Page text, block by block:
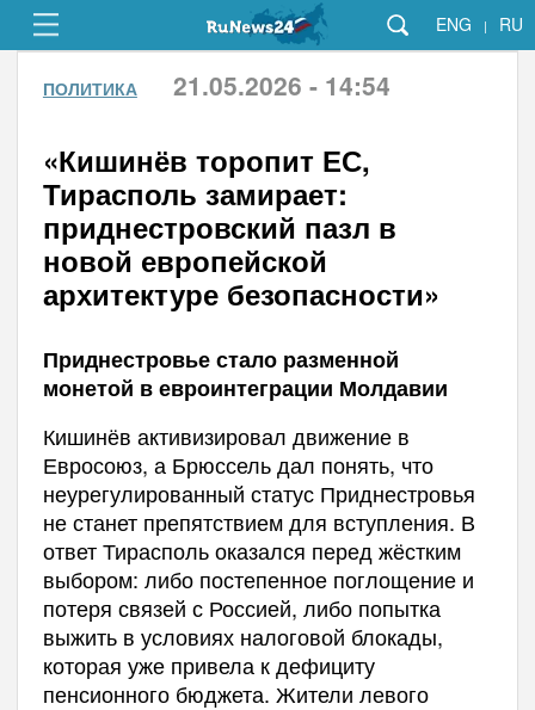
ENG | RU
ПОЛИТИКА 21.05.2026 - 14:54
«Кишинёв торопит ЕС,
Тирасполь замирает:
приднестровский пазл в
новой европейской
архитектуре безопасности»
Приднестровье стало разменной
монетой в евроинтеграции Молдавии
Кишинёв активизировал движение в
Евросоюз, а Брюссель дал понять, что
неурегулированный статус Приднестровья
не станет препятствием для вступления. В
ответ Тирасполь оказался перед жёстким
выбором: либо постепенное поглощение и
потеря связей с Россией, либо попытка
выжить в условиях налоговой блокады,
которая уже привела к дефициту
пенсионного бюджета. Жители левого